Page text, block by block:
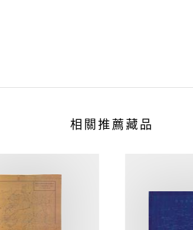
相關推薦藏品